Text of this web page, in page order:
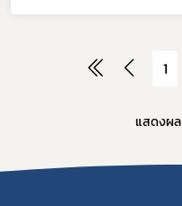
1
แสดงผล